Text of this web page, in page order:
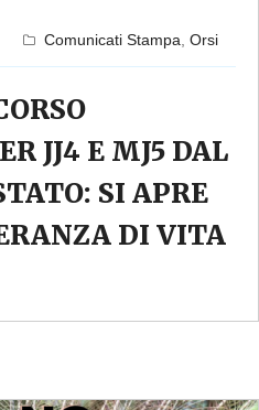
Comunicati Stampa, Orsi
JJ4 E MJ5 DAL
SI APRE
DI VITA